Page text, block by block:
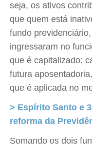
seja, os ativos
que quem está
fundo
ingressaram no
que é capitalizado:
futura
que é aplicada no
> Espírito Santo e
reforma da
Somando os dois